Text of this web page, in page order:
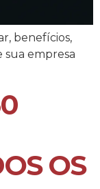
benefícios,
sua empresa
OS